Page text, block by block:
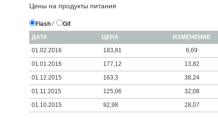
Цены на продукты питания
Flash /
Gif
ДАТА
ЦЕНА
ИЗМЕНЕНИЕ
01.02.2016
183,81
6,69
01.01.2016
177,12
13,82
01.12.2015
163,3
38,24
01.11.2015
125,06
32,08
01.10.2015
92,98 28,07